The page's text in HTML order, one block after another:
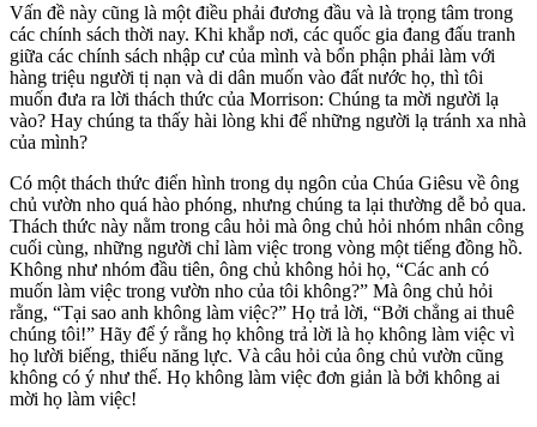
Vấn đề này cũng là một điều phải đương đầu và là trọng tâm trong
các chính sách thời nay. Khi khắp nơi, các quốc gia đang đấu tranh
giữa các chính sách nhập cư của mình và bổn phận phải làm với
hàng triệu người tị nạn và di dân muốn vào đất nước họ, thì tôi
muốn đưa ra lời thách thức của Morrison: Chúng ta mời người lạ
vào? Hay chúng ta thấy hài lòng khi để những người lạ tránh xa nhà
của mình?
Có một thách thức điển hình trong dụ ngôn của Chúa Giêsu về ông
chủ vườn nho quá hào phóng, nhưng chúng ta lại thường dễ bỏ qua.
Thách thức này nằm trong câu hỏi mà ông chủ hỏi nhóm nhân công
cuối cùng, những người chỉ làm việc trong vòng một tiếng đồng hồ.
Không như nhóm đầu tiên, ông chủ không hỏi họ, “Các anh có
muốn làm việc trong vườn nho của tôi không?” Mà ông chủ hỏi
rằng, “Tại sao anh không làm việc?” Họ trả lời, “Bởi chẳng ai thuê
chúng tôi!” Hãy để ý rằng họ không trả lời là họ không làm việc vì
họ lười biếng, thiếu năng lực. Và câu hỏi của ông chủ vườn cũng
không có ý như thế. Họ không làm việc đơn giản là bởi không ai
mời họ làm việc!